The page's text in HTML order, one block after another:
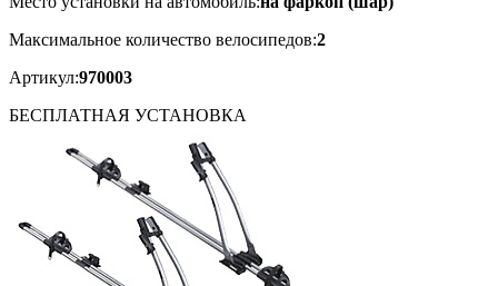
Максимальное количество велосипедов:2
Артикул:970003
БЕСПЛАТНАЯ УСТАНОВКА